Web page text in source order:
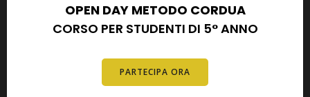
OPEN DAY METODO CORDUA
CORSO PER STUDENTI DI 5° ANNO
PARTECIPA ORA